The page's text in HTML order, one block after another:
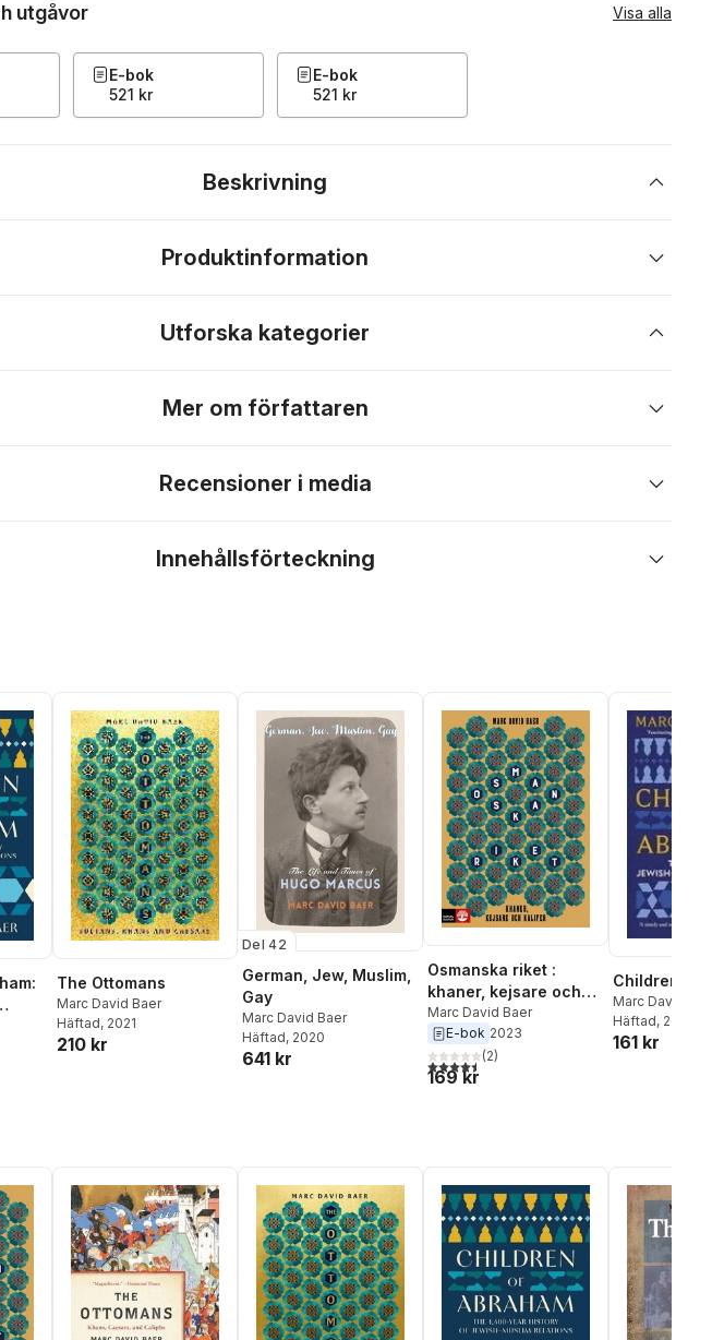
utgåvor Visa alla
E-bok
521 kr
E-bok
521 kr
Beskrivning
Produktinformation
Utforska kategorier
Mer om författaren
Recensioner i media
Innehållsförteckning
The Ottomans
Marc David Baer
Häftad, 2021
210 kr
Del 42
German, Jew, Muslim,
Gay
Marc David Baer
Häftad, 2020
641 kr
Osmanska riket :
khaner, kejsare och
kalifer
Marc David Baer
E-bok 2023
4,5utav 5 stjärnor. Totalt antal röster:
(2)
169 kr
Children of
Marc David Baer
Häftad, 2027
161 kr